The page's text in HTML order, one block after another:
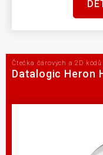
Čtečka čárových a 2D kódů
Datalogic Heron